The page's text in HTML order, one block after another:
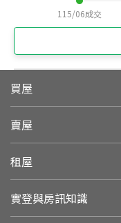
115/06成交
買屋
賣屋
租屋
實登與房訊知識